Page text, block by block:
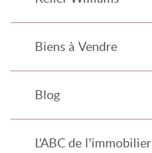
Biens à Vendre
Blog
L'ABC de l'immobilier